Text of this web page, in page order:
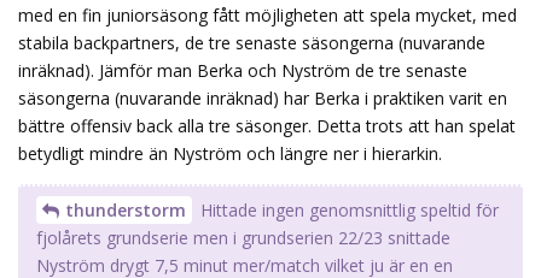
med en fin juniorsäsong fått möjligheten att spela mycket, med
stabila backpartners, de tre senaste säsongerna (nuvarande
inräknad). Jämför man Berka och Nyström de tre senaste
säsongerna (nuvarande inräknad) har Berka i praktiken varit en
bättre offensiv back alla tre säsonger. Detta trots att han spelat
betydligt mindre än Nyström och längre ner i hierarkin.
thunderstorm
Hittade ingen genomsnittlig speltid för
fjolårets grundserie men i grundserien 22/23 snittade
Nyström drygt 7,5 minut mer/match vilket ju är en en